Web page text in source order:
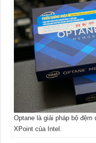
Optane là giải pháp bộ
XPoint của Intel.